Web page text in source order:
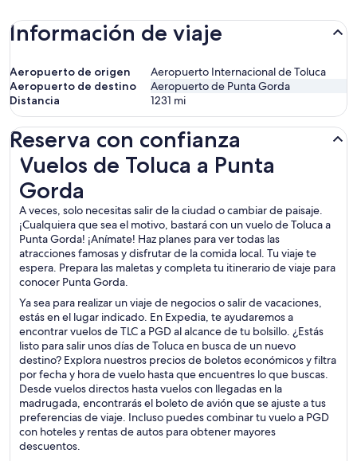
Información de viaje
Aeropuerto de origen
Aeropuerto Internacional de Toluca
Aeropuerto de destino
Aeropuerto de Punta Gorda
Distancia
1231 mi
Reserva con confianza
Vuelos de Toluca a Punta
Gorda
A veces, solo necesitas salir de la ciudad o cambiar de paisaje.
¡Cualquiera que sea el motivo, bastará con un vuelo de Toluca a
Punta Gorda! ¡Anímate! Haz planes para ver todas las
atracciones famosas y disfrutar de la comida local. Tu viaje te
espera. Prepara las maletas y completa tu itinerario de viaje para
conocer Punta Gorda.
Ya sea para realizar un viaje de negocios o salir de vacaciones,
estás en el lugar indicado. En Expedia, te ayudaremos a
encontrar vuelos de TLC a PGD al alcance de tu bolsillo. ¿Estás
listo para salir unos días de Toluca en busca de un nuevo
destino? Explora nuestros precios de boletos económicos y filtra
por fecha y hora de vuelo hasta que encuentres lo que buscas.
Desde vuelos directos hasta vuelos con llegadas en la
madrugada, encontrarás el boleto de avión que se ajuste a tus
preferencias de viaje. Incluso puedes combinar tu vuelo a PGD
con hoteles y rentas de autos para obtener mayores
descuentos.
Vuelos de Toluca a Punta Gorda